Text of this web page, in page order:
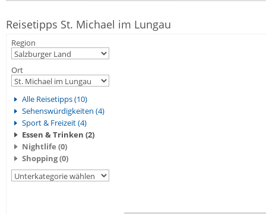
Reisetipps St. Michael im Lungau
Region
Ort
Alle Reisetipps (10)
Sehenswürdigkeiten (4)
Sport & Freizeit (4)
Essen & Trinken (2)
Nightlife (0)
Shopping (0)